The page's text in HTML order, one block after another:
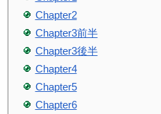
Chapter2
Chapter3前半
Chapter3後半
Chapter4
Chapter5
Chapter6